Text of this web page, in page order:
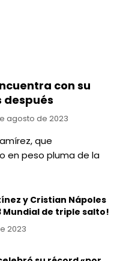
con su
después
agosto de 2023
que
en peso pluma de la
y Cristian Nápoles
Mundial de triple salto!
2023